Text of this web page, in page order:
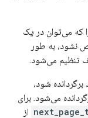
که می‌توان در یک
نشود، به طور
شود،
می‌شود. برای
از